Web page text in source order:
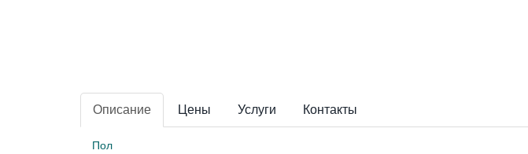
Описание Цены Услуги Контакты
Пол